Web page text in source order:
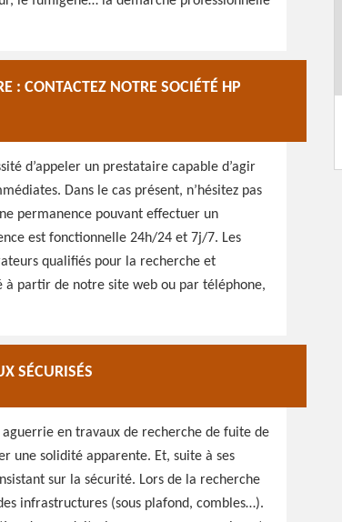
: CONTACTEZ NOTRE SOCIÉTÉ HP
d’appeler un prestataire capable d’agir
Dans le cas présent, n’hésitez pas
permanence pouvant effectuer un
est fonctionnelle 24h/24 et 7j/7. Les
qualifiés pour la recherche et
partir de notre site web ou par téléphone,
SÉCURISÉS
en travaux de recherche de fuite de
une solidité apparente. Et, suite à ses
sur la sécurité. Lors de la recherche
infrastructures (sous plafond, combles…).